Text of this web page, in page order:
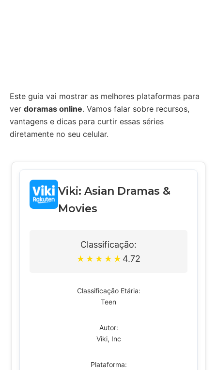
Este guia vai mostrar as melhores plataformas para
ver doramas online. Vamos falar sobre recursos,
vantagens e dicas para curtir essas séries
diretamente no seu celular.
Viki: Asian Dramas &
Movies
Classificação:
★ ★ ★ ★ ★ 4.72
Classificação Etária:
Teen
Autor:
Viki, Inc
Plataforma: